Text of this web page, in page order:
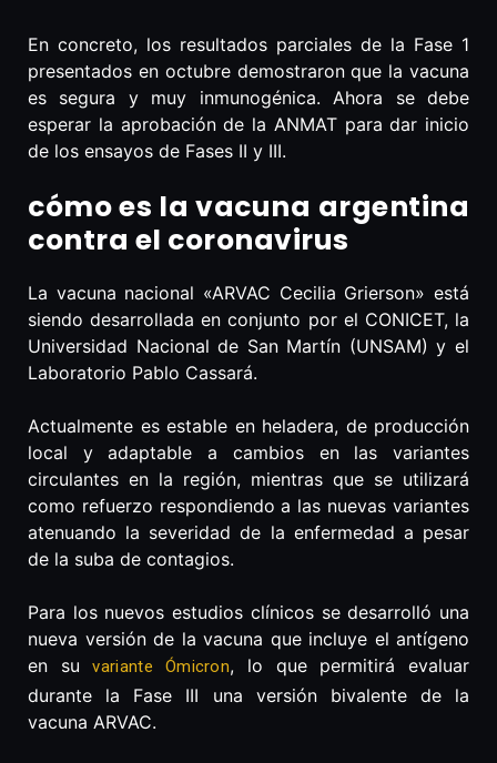
En concreto, los resultados parciales de la Fase 1
presentados en octubre demostraron que la vacuna
es segura y muy inmunogénica. Ahora se debe
esperar la aprobación de la ANMAT para dar inicio
de los ensayos de Fases II y III.
cómo es la vacuna argentina
contra el coronavirus
La vacuna nacional «ARVAC Cecilia Grierson» está
siendo desarrollada en conjunto por el CONICET, la
Universidad Nacional de San Martín (UNSAM) y el
Laboratorio Pablo Cassará.
Actualmente es estable en heladera, de producción
local y adaptable a cambios en las variantes
circulantes en la región, mientras que se utilizará
como refuerzo respondiendo a las nuevas variantes
atenuando la severidad de la enfermedad a pesar
de la suba de contagios.
Para los nuevos estudios clínicos se desarrolló una
nueva versión de la vacuna que incluye el antígeno
en suvariante Ómicron, lo que permitirá evaluar
durante la Fase III una versión bivalente de la
vacuna ARVAC.